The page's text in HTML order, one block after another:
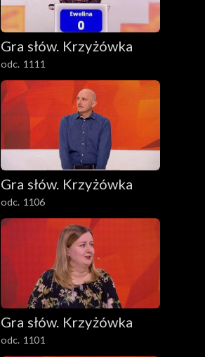
Gra słów. Krzyżówka
odc. 1111
Gra słów. Krzyżówka
odc. 1106
Gra słów. Krzyżówka
odc. 1101